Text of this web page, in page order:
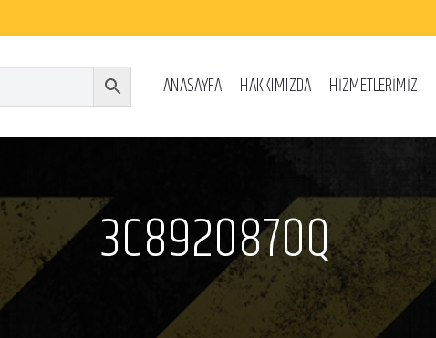
ANASAYFA HAKKIMIZDA HİZMETLERİMİZ
3C8920870Q